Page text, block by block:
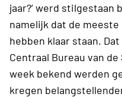
jaar?’ werd stilgestaan
namelijk dat de
hebben klaar staan.
Centraal Bureau van
week bekend werden
kregen